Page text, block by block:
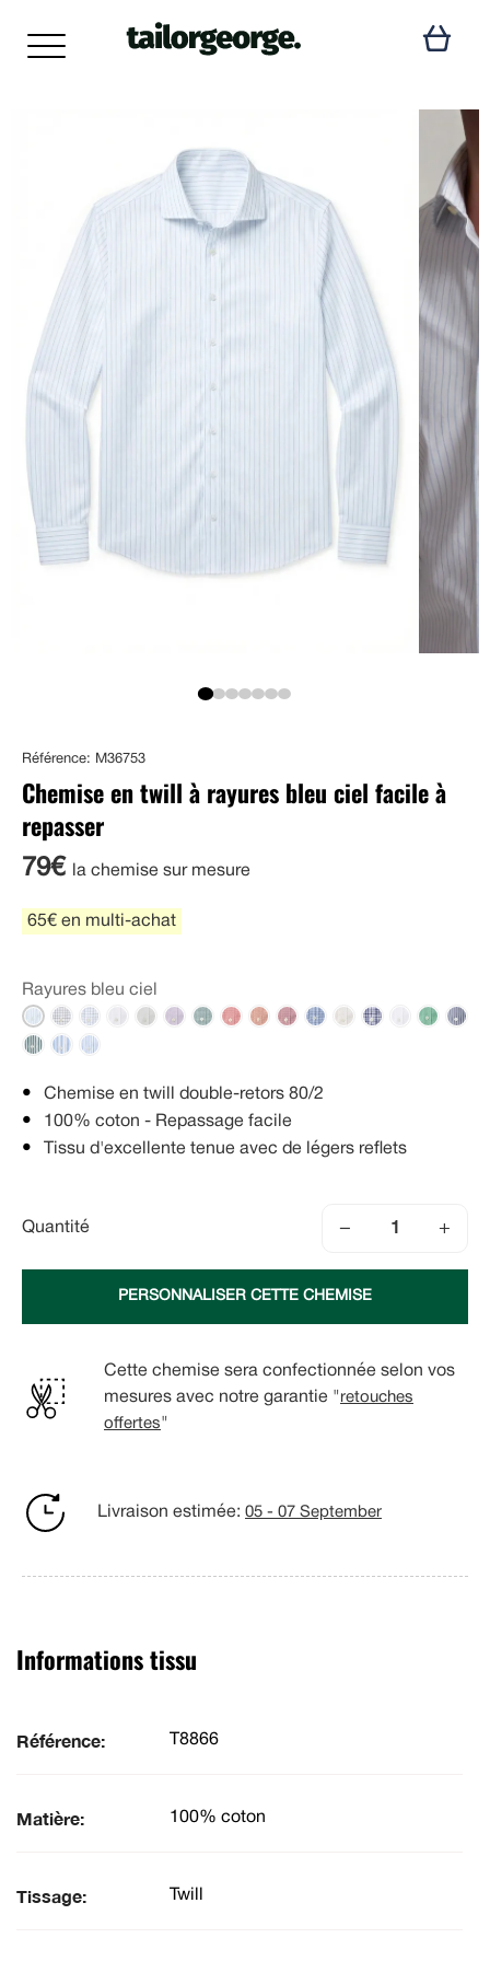
Référence: M36753
Chemise en twill à rayures bleu ciel facile à
repasser
79€ la chemise sur mesure
65€ en multi-achat
Rayures bleu ciel
Chemise en twill double-retors 80/2
100% coton - Repassage facile
Tissu d'excellente tenue avec de légers reflets
Quantité − +
PERSONNALISER CETTE CHEMISE
Cette chemise sera confectionnée selon vos
mesures avec notre garantie " retouches
offertes"
Livraison estimée: 05 - 07 September
Informations tissu
Référence: T8866
Matière: 100% coton
Tissage: Twill